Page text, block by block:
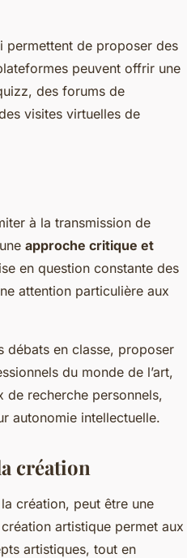
permettent de proposer des
peuvent offrir une
des forums de
visites virtuelles de
à la transmission de
approche critique et
en question constante des
attention particulière aux
débats en classe, proposer
du monde de l’art,
de recherche personnels,
autonomie intellectuelle.
création
création, peut être une
artistique permet aux
artistiques, tout en